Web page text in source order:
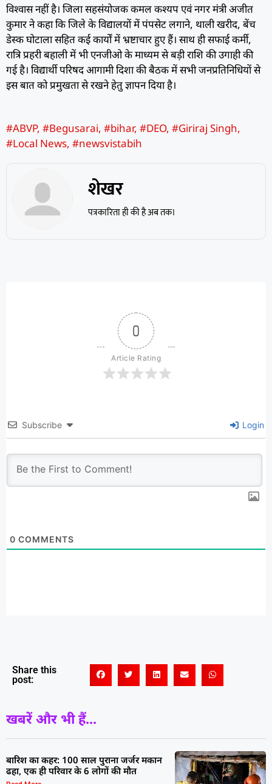
विश्वास नहीं है। जिला सहसंयोजक कमल कश्यप एवं नगर मंत्री अजीत
कुमार ने कहा कि जिले के विद्यालयों में पंपसेट लगाने, थाली खरीद, बेंच
डेस्क घोटाला सहित कई कार्यों में भ्रष्टाचार हुए हैं। साथ ही सफाई कर्मी,
रात्रि प्रहरी बहाली में भी एनजीओ के माध्यम से बड़ी राशि की उगाही की
गई है। विद्यार्थी परिषद आगामी दिशा की बैठक में सभी जनप्रतिनिधियों से
इस बात को प्रमुखता से रखने हेतु ज्ञापन दिया है।
#ABVP, #Begusarai, #bihar, #DEO, #Giriraj Singh,
#Local News, #newsvistabih
शेखर
पत्रकारिता ही की है अब तक।
0
Article Rating
Subscribe Login
0 COMMENTS
Share this
post:
खबरें और भी हैं...
बारिश का कहर: 100 साल पुराना जर्जर मकान
ढहा, एक ही परिवार के 6 लोगों की मौत